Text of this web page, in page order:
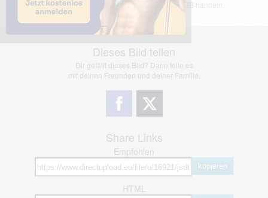
jedoch bei Verstößen nach §2(3) unserer AGB handeln.
Dieses Bild teilen
Dir gefällt dieses Bild? Dann teile es
mit deinen Freunden und deiner Familie.
Share Links
Empfohlen
kopieren
HTML